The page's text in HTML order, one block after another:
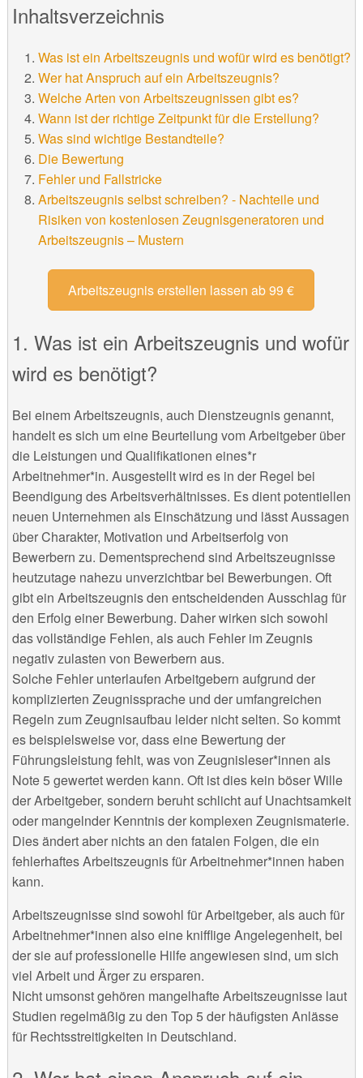
Inhaltsverzeichnis
Was ist ein Arbeitszeugnis und wofür wird es benötigt?
Wer hat Anspruch auf ein Arbeitszeugnis?
Welche Arten von Arbeitszeugnissen gibt es?
Wann ist der richtige Zeitpunkt für die Erstellung?
Was sind wichtige Bestandteile?
Die Bewertung
Fehler und Fallstricke
Arbeitszeugnis selbst schreiben? - Nachteile und
Risiken von kostenlosen Zeugnisgeneratoren und
Arbeitszeugnis – Mustern
Arbeitszeugnis erstellen lassen ab 99 €
1. Was ist ein Arbeitszeugnis und wofür
wird es benötigt?
Bei einem Arbeitszeugnis, auch Dienstzeugnis genannt,
handelt es sich um eine Beurteilung vom Arbeitgeber über
die Leistungen und Qualifikationen eines*r
Arbeitnehmer*in. Ausgestellt wird es in der Regel bei
Beendigung des Arbeitsverhältnisses. Es dient potentiellen
neuen Unternehmen als Einschätzung und lässt Aussagen
über Charakter, Motivation und Arbeitserfolg von
Bewerbern zu. Dementsprechend sind Arbeitszeugnisse
heutzutage nahezu unverzichtbar bei Bewerbungen. Oft
gibt ein Arbeitszeugnis den entscheidenden Ausschlag für
den Erfolg einer Bewerbung. Daher wirken sich sowohl
das vollständige Fehlen, als auch Fehler im Zeugnis
negativ zulasten von Bewerbern aus.
Solche Fehler unterlaufen Arbeitgebern aufgrund der
komplizierten Zeugnissprache und der umfangreichen
Regeln zum Zeugnisaufbau leider nicht selten. So kommt
es beispielsweise vor, dass eine Bewertung der
Führungsleistung fehlt, was von Zeugnisleser*innen als
Note 5 gewertet werden kann. Oft ist dies kein böser Wille
der Arbeitgeber, sondern beruht schlicht auf Unachtsamkeit
oder mangelnder Kenntnis der komplexen Zeugnismaterie.
Dies ändert aber nichts an den fatalen Folgen, die ein
fehlerhaftes Arbeitszeugnis für Arbeitnehmer*innen haben
kann.
Arbeitszeugnisse sind sowohl für Arbeitgeber, als auch für
Arbeitnehmer*innen also eine knifflige Angelegenheit, bei
der sie auf professionelle Hilfe angewiesen sind, um sich
viel Arbeit und Ärger zu ersparen.
Nicht umsonst gehören mangelhafte Arbeitszeugnisse laut
Studien regelmäßig zu den Top 5 der häufigsten Anlässe
für Rechtsstreitigkeiten in Deutschland.